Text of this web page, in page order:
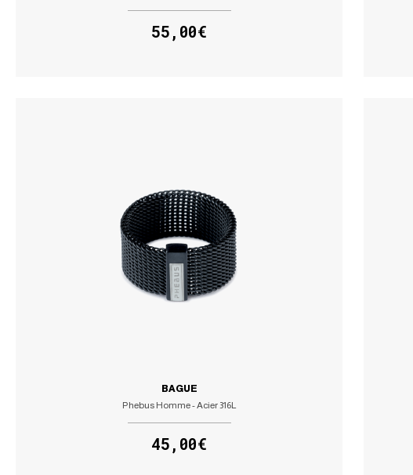
55,00€
BAGUE
Phebus Homme - Acier 316L
45,00€